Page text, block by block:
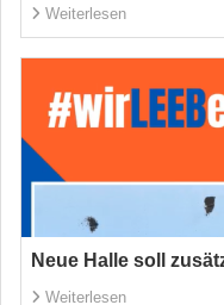
Weiterlesen
Neue Halle soll
Weiterlesen